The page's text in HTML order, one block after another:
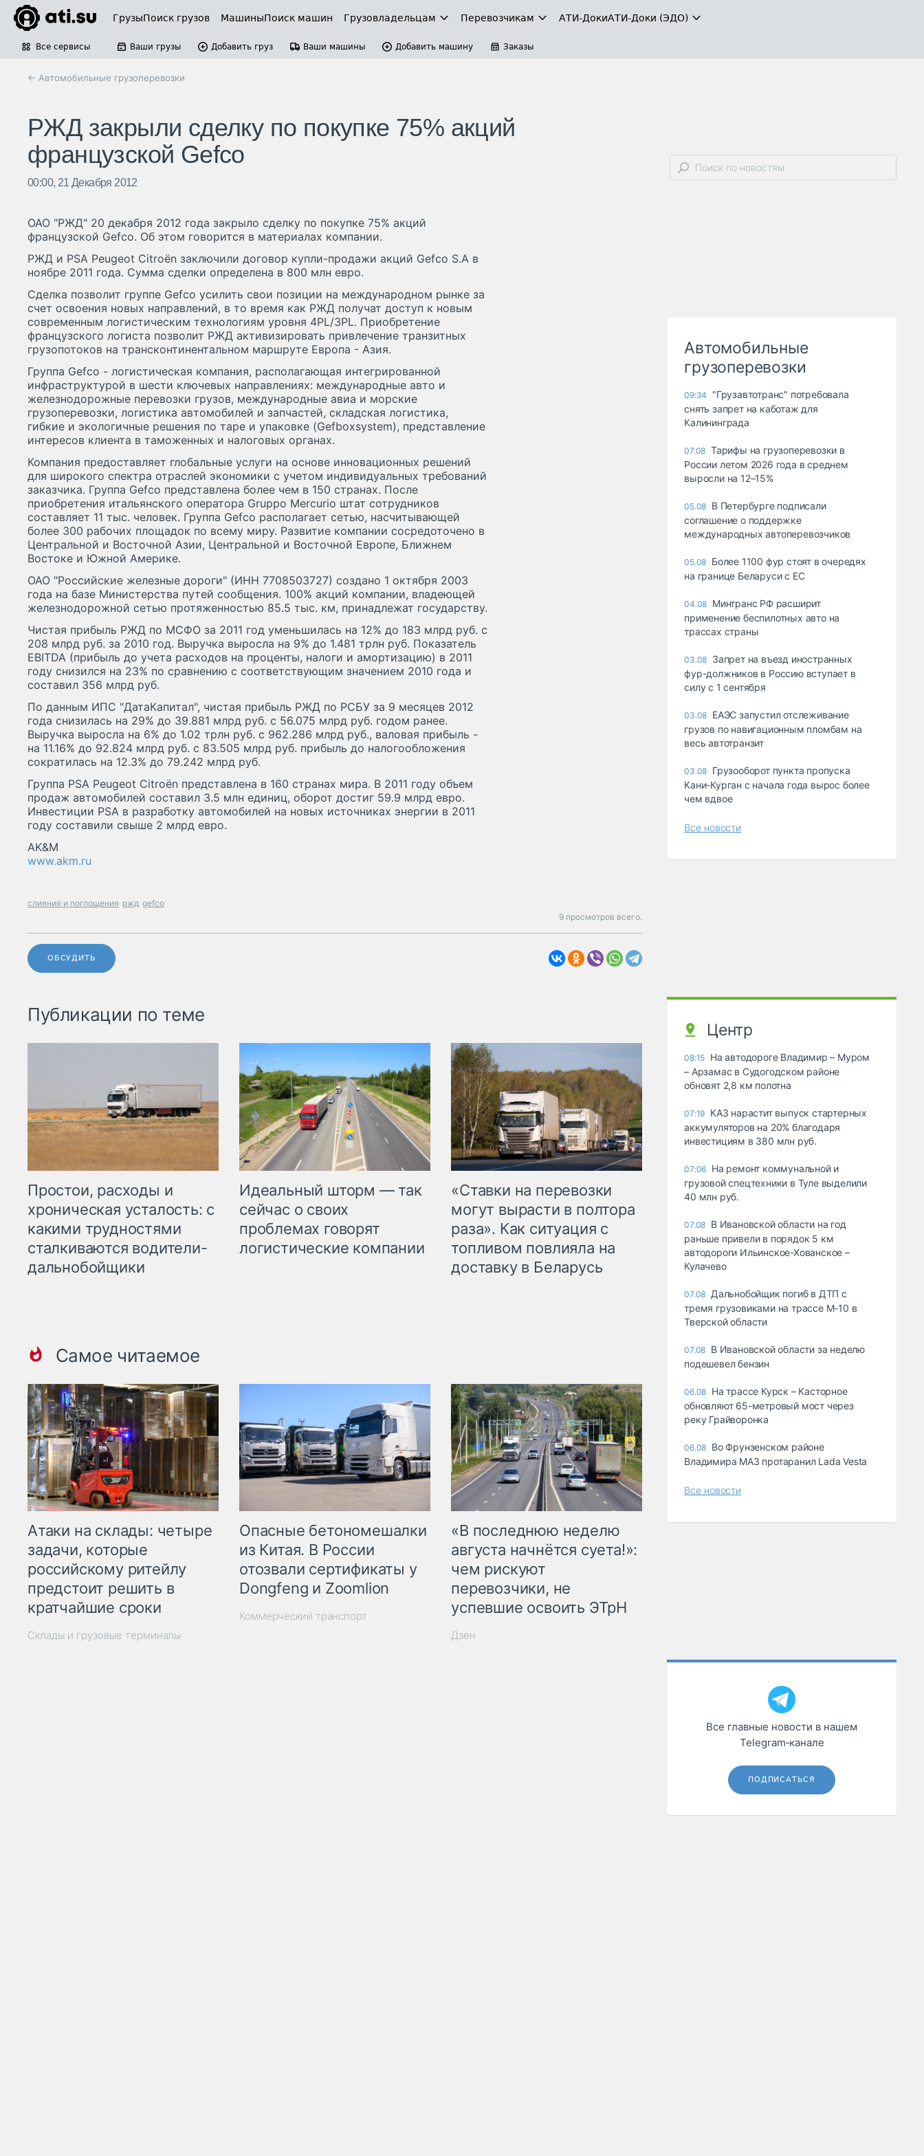
ГрузыПоиск грузов МашиныПоиск машин Грузовладельцам Перевозчикам АТИ-ДокиАТИ-Доки (ЭДО)
Все сервисы Ваши грузы Добавить груз Ваши машины Добавить машину Заказы
← Автомобильные грузоперевозки
РЖД закрыли сделку по покупке 75% акций
французской Gefco
00:00, 21 Декабря 2012
ОАО "РЖД" 20 декабря 2012 года закрыло сделку по покупке 75% акций
французской Gefco. Об этом говорится в материалах компании.
РЖД и PSA Peugeot Citroёn заключили договор купли-продажи акций Gefco S.A в
ноябре 2011 года. Сумма сделки определена в 800 млн евро.
Сделка позволит группе Gefco усилить свои позиции на международном рынке за
счет освоения новых направлений, в то время как РЖД получат доступ к новым
современным логистическим технологиям уровня 4PL/3PL. Приобретение
французского логиста позволит РЖД активизировать привлечение транзитных
грузопотоков на трансконтинентальном маршруте Европа - Азия.
Группа Gefco - логистическая компания, располагающая интегрированной
инфраструктурой в шести ключевых направлениях: международные авто и
железнодорожные перевозки грузов, международные авиа и морские
грузоперевозки, логистика автомобилей и запчастей, складская логистика,
гибкие и экологичные решения по таре и упаковке (Gefboxsystem), представление
интересов клиента в таможенных и налоговых органах.
Компания предоставляет глобальные услуги на основе инновационных решений
для широкого спектра отраслей экономики с учетом индивидуальных требований
заказчика. Группа Gefco представлена более чем в 150 странах. После
приобретения итальянского оператора Gruppo Mercurio штат сотрудников
составляет 11 тыс. человек. Группа Gefco располагает сетью, насчитывающей
более 300 рабочих площадок по всему миру. Развитие компании сосредоточено в
Центральной и Восточной Азии, Центральной и Восточной Европе, Ближнем
Востоке и Южной Америке.
ОАО "Российские железные дороги" (ИНН 7708503727) создано 1 октября 2003
года на базе Министерства путей сообщения. 100% акций компании, владеющей
железнодорожной сетью протяженностью 85.5 тыс. км, принадлежат государству.
Чистая прибыль РЖД по МСФО за 2011 год уменьшилась на 12% до 183 млрд руб. с
208 млрд руб. за 2010 год. Выручка выросла на 9% до 1.481 трлн руб. Показатель
EBITDA (прибыль до учета расходов на проценты, налоги и амортизацию) в 2011
году снизился на 23% по сравнению с соответствующим значением 2010 года и
составил 356 млрд руб.
По данным ИПС "ДатаКапитал", чистая прибыль РЖД по РСБУ за 9 месяцев 2012
года снизилась на 29% до 39.881 млрд руб. с 56.075 млрд руб. годом ранее.
Выручка выросла на 6% до 1.02 трлн руб. с 962.286 млрд руб., валовая прибыль -
на 11.16% до 92.824 млрд руб. с 83.505 млрд руб. прибыль до налогообложения
сократилась на 12.3% до 79.242 млрд руб.
Группа PSA Peugeot Citroёn представлена в 160 странах мира. В 2011 году объем
продаж автомобилей составил 3.5 млн единиц, оборот достиг 59.9 млрд евро.
Инвестиции PSA в разработку автомобилей на новых источниках энергии в 2011
году составили свыше 2 млрд евро.
AK&M
www.akm.ru
слияния и поглощения ржд gefco
9 просмотров всего.
ОБСУДИТЬ
Публикации по теме
Простои, расходы и
хроническая усталость: с
какими трудностями
сталкиваются водители-
дальнобойщики
Идеальный шторм — так
сейчас о своих
проблемах говорят
логистические компании
«Ставки на перевозки
могут вырасти в полтора
раза». Как ситуация с
топливом повлияла на
доставку в Беларусь
Самое читаемое
Атаки на склады: четыре
задачи, которые
российскому ритейлу
предстоит решить в
кратчайшие сроки
Склады и грузовые терминалы
Опасные бетономешалки
из Китая. В России
отозвали сертификаты у
Dongfeng и Zoomlion
Коммерческий транспорт
«В последнюю неделю
августа начнётся суета!»:
чем рискуют
перевозчики, не
успевшие освоить ЭТрН
Дзен
Автомобильные
грузоперевозки
09:34
"Грузавтотранс" потребовала
снять запрет на каботаж для
Калининграда
07.08 Тарифы на грузоперевозки в
России летом 2026 года в среднем
выросли на 12–15%
05.08 В Петербурге подписали
соглашение о поддержке
международных автоперевозчиков
05.08 Более 1100 фур стоят в очередях
на границе Беларуси с ЕС
04.08 Минтранс РФ расширит
применение беспилотных авто на
трассах страны
03.08 Запрет на въезд иностранных
фур-должников в Россию вступает в
силу с 1 сентября
03.08 ЕАЭС запустил отслеживание
грузов по навигационным пломбам на
весь автотранзит
03.08 Грузооборот пункта пропуска
Кани-Курган с начала года вырос более
чем вдвое
Все новости
Центр
08:15 На автодороге Владимир – Муром
– Арзамас в Судогодском районе
обновят 2,8 км полотна
07:19 КАЗ нарастит выпуск стартерных
аккумуляторов на 20% благодаря
инвестициям в 380 млн руб.
07:06 На ремонт коммунальной и
грузовой спецтехники в Туле выделили
40 млн руб.
07.08 В Ивановской области на год
раньше привели в порядок 5 км
автодороги Ильинское-Хованское –
Кулачево
07.08 Дальнобойщик погиб в ДТП с
тремя грузовиками на трассе М-10 в
Тверской области
07.08 В Ивановской области за неделю
подешевел бензин
06.08 На трассе Курск – Касторное
обновляют 65-метровый мост через
реку Грайворонка
06.08 Во Фрунзенском районе
Владимира МАЗ протаранил Lada Vesta
Все новости
Все главные новости в нашем
Telegram‑канале
ПОДПИСАТЬСЯ